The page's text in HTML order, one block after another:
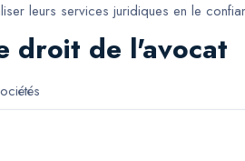
leurs services juridiques en le
droit de l'avocat